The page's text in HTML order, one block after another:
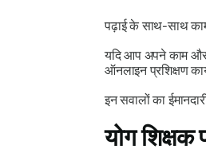
पढ़ाई के साथ-साथ
यदि आप अपने काम और
ऑनलाइन प्रशिक्षण
इन सवालों का
योग शिक्षक